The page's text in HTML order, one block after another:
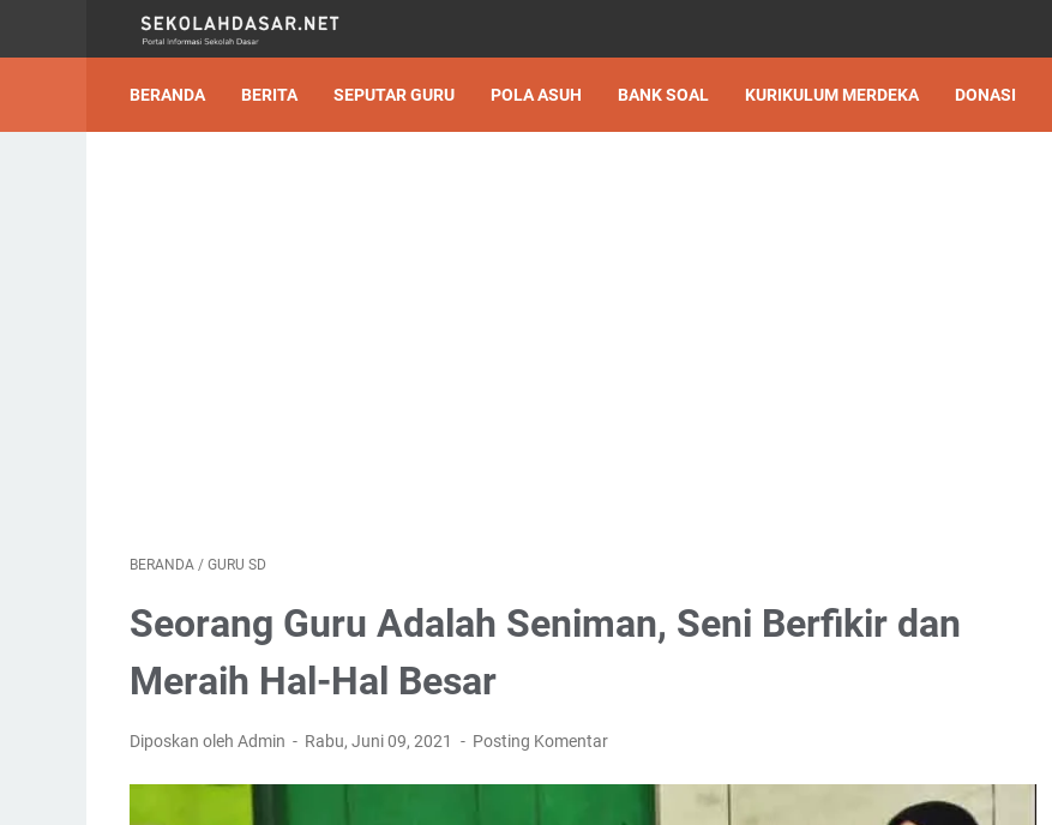
BERANDA BERITA SEPUTAR GURU POLA ASUH BANK SOAL KURIKULUM MERDEKA DONASI
BERANDA / GURU SD
Seorang Guru Adalah Seniman, Seni Berfikir dan
Meraih Hal-Hal Besar
Diposkan oleh Admin Rabu, Juni 09, 2021 Posting Komentar